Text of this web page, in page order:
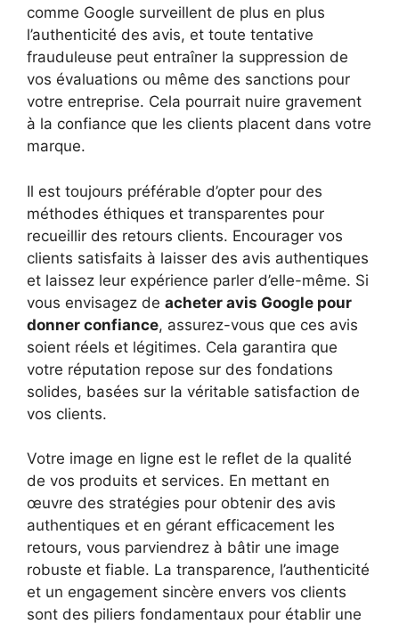
comme Google surveillent de plus en plus
l’authenticité des avis, et toute tentative
frauduleuse peut entraîner la suppression de
vos évaluations ou même des sanctions pour
votre entreprise. Cela pourrait nuire gravement
à la confiance que les clients placent dans votre
marque.
Il est toujours préférable d’opter pour des
méthodes éthiques et transparentes pour
recueillir des retours clients. Encourager vos
clients satisfaits à laisser des avis authentiques
et laissez leur expérience parler d’elle-même. Si
vous envisagez de acheter avis Google pour
donner confiance, assurez-vous que ces avis
soient réels et légitimes. Cela garantira que
votre réputation repose sur des fondations
solides, basées sur la véritable satisfaction de
vos clients.
Votre image en ligne est le reflet de la qualité
de vos produits et services. En mettant en
œuvre des stratégies pour obtenir des avis
authentiques et en gérant efficacement les
retours, vous parviendrez à bâtir une image
robuste et fiable. La transparence, l’authenticité
et un engagement sincère envers vos clients
sont des piliers fondamentaux pour établir une